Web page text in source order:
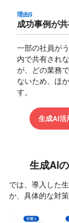
理由5
成功事例が
一部の社員が
内で共有され
が、どの業務
ないため、ほ
す。
生成AI活
生成AI
では、導入した
か、具体的な対